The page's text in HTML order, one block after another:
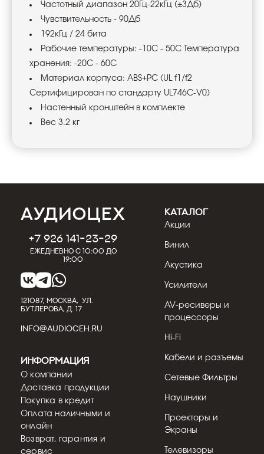
Частотный диапазон 20Гц-22кГц (±3Дб)
Чувствительность - 90Дб
192кГц / 24 бита
Рабочие температуры: -10C - 50C Температура
хранения: -20C - 60C
Материал корпуса: ABS+PC (UL f1/f2
Сертифицирован по стандарту UL746C-V0)
Настенный кронштейн в комплекте
Вес 3.2 кг
+7 926 141-23-29
Ежедневно с 10:00 до
19:00
121087, МОСКВА, УЛ.
БУТЛЕРОВА, Д. 17
INFO@AUDIOCEH.RU
КАТАЛОГ
Акции
Винил
Акустика
Усилители
AV-ресиверы и
процессоры
Hi-Fi
Кабели и разъемы
Сетевые Фильтры
Наушники
Проекторы и
Экраны
Телевизоры
Информация
О компании
Доставка продукции
Покупка в кредит
Оплата наличными и
онлайн
Возврат, гарантия и
сервис